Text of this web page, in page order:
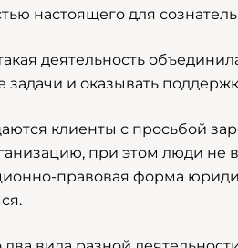
настоящего для
деятельность
и оказывать
клиенты с просьбой
при этом люди не
правовая форма